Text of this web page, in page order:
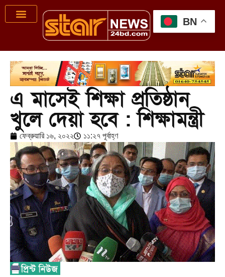
এ মাসেই শিক্ষা প্রতিষ্ঠান
খুলে দেয়া হবে : শিক্ষামন্ত্রী
ফেব্রুয়ারি ১৬, ২০২২ ১১:২৭ পূর্বাহ্ণ
BN